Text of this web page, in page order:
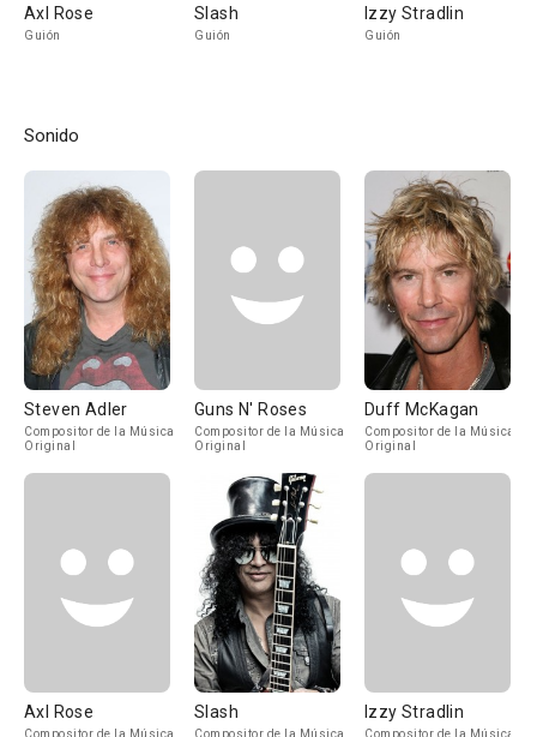
Axl Rose
Guión
Slash
Guión
Izzy Stradlin
Guión
Sonido
Steven Adler
Compositor de la Música
Original
Guns N' Roses
Compositor de la Música
Original
Duff McKagan
Compositor de la Música
Original
Axl Rose
Compositor de la Música
Slash
Compositor de la Música
Izzy Stradlin
Compositor de la Música